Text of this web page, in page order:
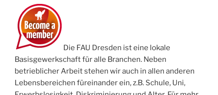
Die FAU Dresden ist eine lokale
Basisgewerkschaft für alle Branchen. Neben
betrieblicher Arbeit stehen wir auch in allen anderen
Lebensbereichen füreinander ein, z.B. Schule, Uni,